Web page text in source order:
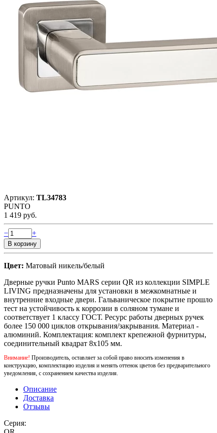
Артикул: TL34783
PUNTO
1 419 руб.
− +
Цвет: Матовый никель/белый
Дверные ручки Punto MARS серии QR из коллекции SIMPLE
LIVING предназначены для установки в межкомнатные и
внутренние входные двери. Гальваническое покрытие прошло
тест на устойчивость к коррозии в соляном тумане и
соответствует 1 классу ГОСТ. Ресурс работы дверных ручек
более 150 000 циклов открывания/закрывания. Материал -
алюминий. Комплектация: комплект крепежной фурнитуры,
соединительный квадрат 8x105 мм.
Внимание! Производитель, оставляет за собой право вносить изменения в
конструкцию, комплектацию изделия и менять оттенок цветов без предварительного
уведомления, с сохранением качества изделия.
Описание
Доставка
Отзывы
Серия: